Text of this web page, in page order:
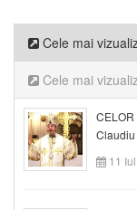
Cele mai
Cele mai
CELOR
11